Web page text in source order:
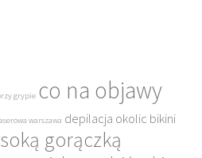
grypie co na objawy
warszawa depilacja okolic bikini
gorączką